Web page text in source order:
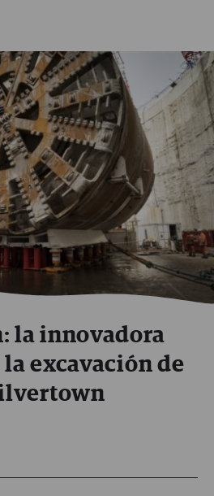
la innovadora
excavación de